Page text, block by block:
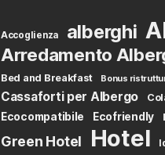
Accoglienza alberghi
Arredamento
Bed and Breakfast Bonus
Cassaforti per Albergo
Ecocompatibile
Ecofriendly
Green Hotel Hotel